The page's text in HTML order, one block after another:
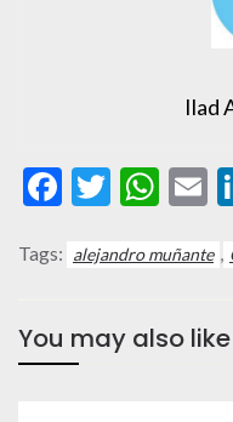
Ilad
Facebook
Tags: alejandro muñante ,
You may also like